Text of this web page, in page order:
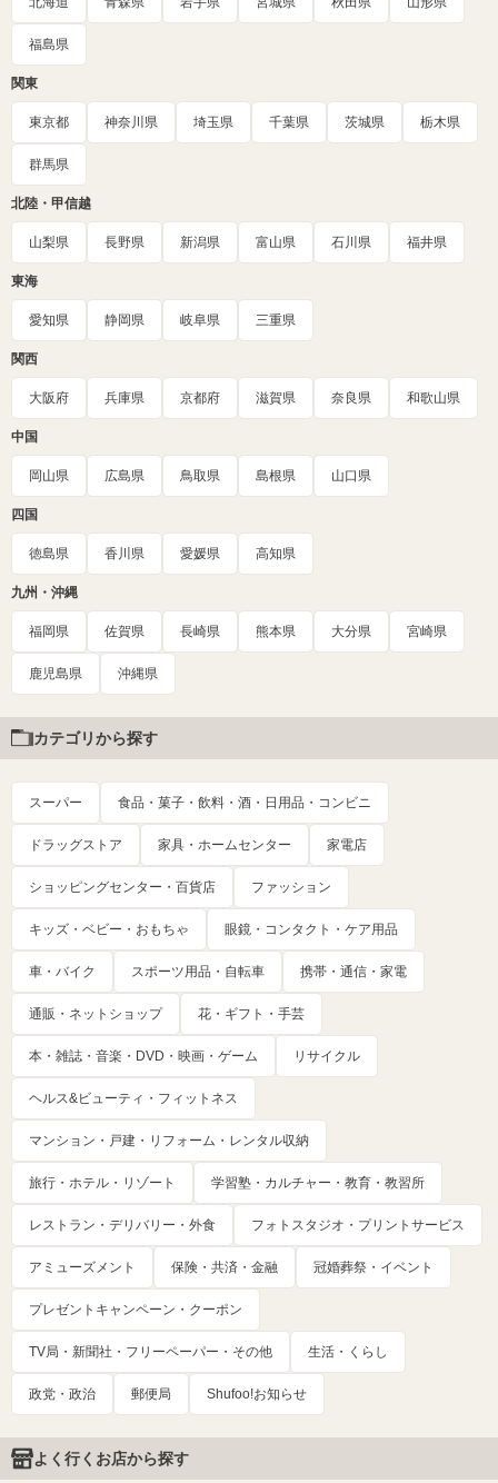
福島県
関東
東京都 神奈川県 埼玉県 千葉県 茨城県 栃木県
群馬県
北陸・甲信越
山梨県 長野県 新潟県 富山県 石川県 福井県
東海
愛知県 静岡県 岐阜県 三重県
関西
大阪府 兵庫県 京都府 滋賀県 奈良県 和歌山県
中国
岡山県 広島県 鳥取県 島根県 山口県
四国
徳島県 香川県 愛媛県 高知県
九州・沖縄
福岡県 佐賀県 長崎県 熊本県 大分県 宮崎県
鹿児島県 沖縄県
カテゴリから探す
スーパー 食品・菓子・飲料・酒・日用品・コンビニ
ドラッグストア 家具・ホームセンター 家電店
ショッピングセンター・百貨店 ファッション
キッズ・ベビー・おもちゃ 眼鏡・コンタクト・ケア用品
車・バイク スポーツ用品・自転車 携帯・通信・家電
通販・ネットショップ 花・ギフト・手芸
本・雑誌・音楽・DVD・映画・ゲーム リサイクル
ヘルス&ビューティ・フィットネス
マンション・戸建・リフォーム・レンタル収納
旅行・ホテル・リゾート 学習塾・カルチャー・教育・教習所
レストラン・デリバリー・外食 フォトスタジオ・プリントサービス
アミューズメント 保険・共済・金融 冠婚葬祭・イベント
プレゼントキャンペーン・クーポン
TV局・新聞社・フリーペーパー・その他 生活・くらし
政党・政治 郵便局 Shufoo!お知らせ
よく行くお店から探す